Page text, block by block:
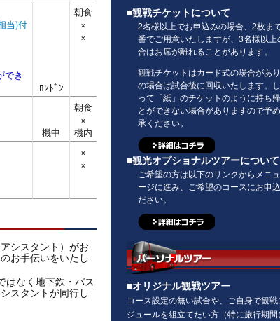
当)付
でき
ﾛﾝﾄﾞﾝ
朝食
×
×
機中
朝食
×
機内
×
×
シスタント）がお
お手伝いをいたし
はなく地下鉄・バス
スタントが同行し
■観戦チケットについて
2名様以上でお申込みの場合、2枚ま
番でご用意いたしますが、3名様以上
合はお席が離れることがあります。
観戦チケットはカード式の場合があ
の場合は試合後に回収いたします。
って「紙」のチケットのように持ち
とができない場合がありますので予
承ください。
■観光オプショナルツアーについて
ご希望の方は以下のリンクからメニ
ージに進み、ご希望のコースにお申
ださい。
■オリジナル観戦ツアー
コース設定の無い試合や、ご自身で観戦
ジュールを組立てたい方（特に旅行期